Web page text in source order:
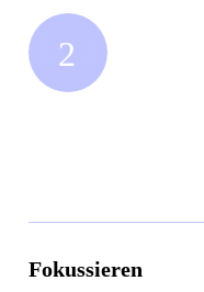
Fokussieren